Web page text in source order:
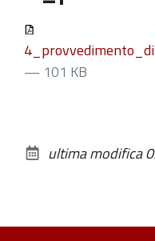
— 101 KB
documento
ultima modifica